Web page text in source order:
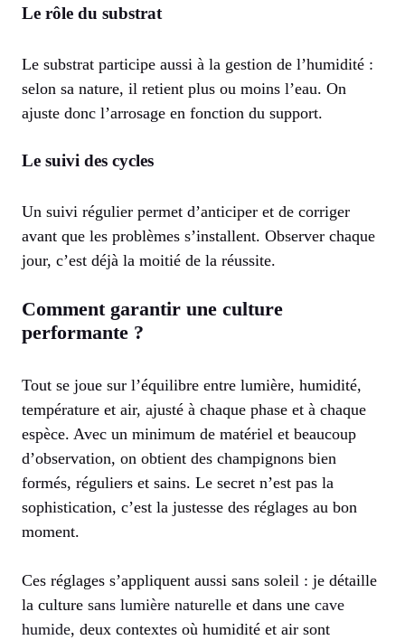
Le rôle du substrat
Le substrat participe aussi à la gestion de l’humidité :
selon sa nature, il retient plus ou moins l’eau. On
ajuste donc l’arrosage en fonction du support.
Le suivi des cycles
Un suivi régulier permet d’anticiper et de corriger
avant que les problèmes s’installent. Observer chaque
jour, c’est déjà la moitié de la réussite.
Comment garantir une culture
performante ?
Tout se joue sur l’équilibre entre lumière, humidité,
température et air, ajusté à chaque phase et à chaque
espèce. Avec un minimum de matériel et beaucoup
d’observation, on obtient des champignons bien
formés, réguliers et sains. Le secret n’est pas la
sophistication, c’est la justesse des réglages au bon
moment.
Ces réglages s’appliquent aussi sans soleil : je détaille
la culture sans lumière naturelle et dans une cave
humide, deux contextes où humidité et air sont